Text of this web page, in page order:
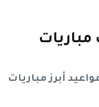
أبرز مباريات